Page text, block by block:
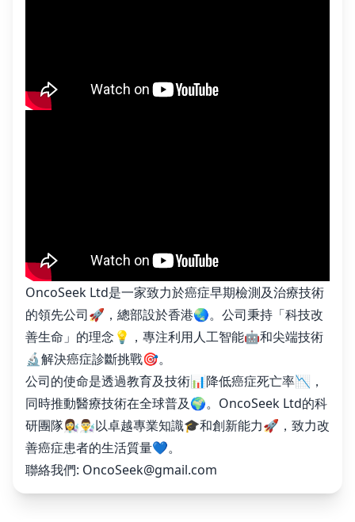
OncoSeek Ltd是一家致力於癌症早期檢測及治療技術
的領先公司🚀，總部設於香港🌏。公司秉持「科技改
善生命」的理念💡，專注利用人工智能🤖和尖端技術
🔬解決癌症診斷挑戰🎯。
公司的使命是透過教育及技術📊降低癌症死亡率📉，
同時推動醫療技術在全球普及🌍。OncoSeek Ltd的科
研團隊👩‍🔬👨‍🔬以卓越專業知識🎓和創新能力🚀，致力改
善癌症患者的生活質量💙。
聯絡我們: OncoSeek@gmail.com